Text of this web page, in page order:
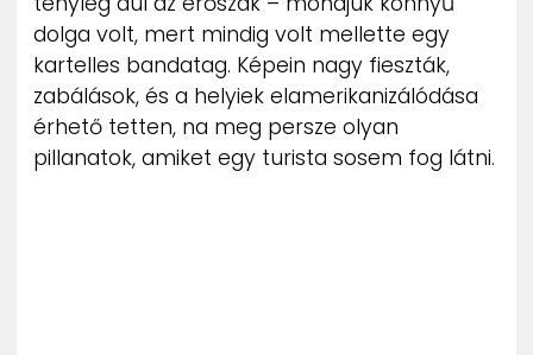
IMPRESSZUM
PR-ARCHÍVUM
ADATKEZELÉSI TÁJÉKOZTATÓ
dolga volt, mert mindig volt mellette egy
kartelles bandatag. Képein nagy fieszták,
zabálások, és a helyiek elamerikanizálódása
érhető tetten, na meg persze olyan
pillanatok, amiket egy turista sosem fog látni.